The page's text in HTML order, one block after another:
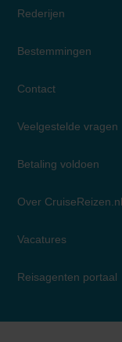
Rederijen
Bestemmingen
Contact
Veelgestelde vragen
Betaling voldoen
Over CruiseReizen.nl
Vacatures
Reisagenten portaal